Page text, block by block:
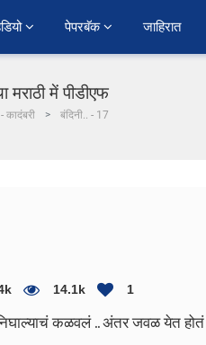
पेपरबॅक जाहिरात
मराठी में पीडीएफ
कादंबरी बंदिनी.. - 17
14.1k 1
कळवलं .. अंतर जवळ येत होतं